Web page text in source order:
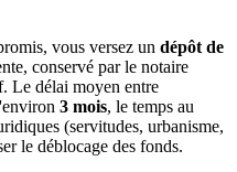
vous versez un dépôt de
conservé par le notaire
Le délai moyen entre
3 mois, le temps au
(servitudes, urbanisme,
le déblocage des fonds.